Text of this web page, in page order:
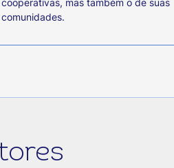
cooperativas, mas também o de suas
comunidades.